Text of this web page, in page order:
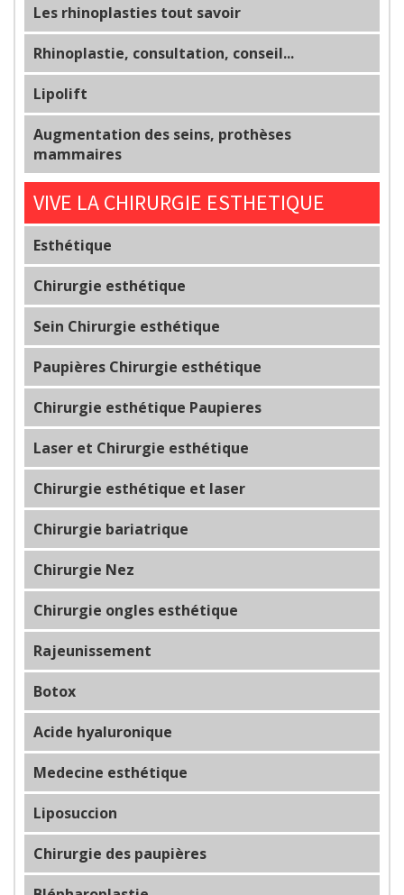
Les rhinoplasties tout savoir
Rhinoplastie, consultation, conseil...
Lipolift
Augmentation des seins, prothèses
mammaires
VIVE LA CHIRURGIE ESTHETIQUE
Esthétique
Chirurgie esthétique
Sein Chirurgie esthétique
Paupières Chirurgie esthétique
Chirurgie esthétique Paupieres
Laser et Chirurgie esthétique
Chirurgie esthétique et laser
Chirurgie bariatrique
Chirurgie Nez
Chirurgie ongles esthétique
Rajeunissement
Botox
Acide hyaluronique
Medecine esthétique
Liposuccion
Chirurgie des paupières